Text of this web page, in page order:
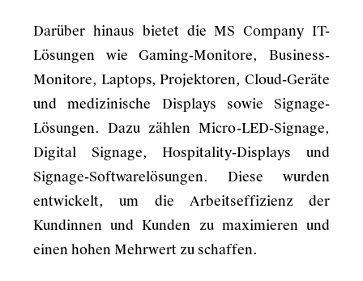
Darüber hinaus bietet die MS Company IT-
Lösungen wie Gaming-Monitore, Business-
Monitore, Laptops, Projektoren, Cloud-Geräte
und medizinische Displays sowie Signage-
Lösungen. Dazu zählen Micro-LED-Signage,
Digital Signage, Hospitality-Displays und
Signage-Softwarelösungen. Diese wurden
entwickelt, um die Arbeitseffizienz der
Kundinnen und Kunden zu maximieren und
einen hohen Mehrwert zu schaffen.